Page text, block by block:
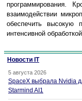
программирования.
взаимодействии
обеспечить высокую
интенсивной
Новости IT
5 августа 2026
SpaceX выбрала Nvidia
Starmind AI1